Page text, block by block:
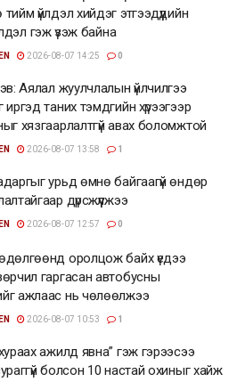
үйлдэл хийдэг этгээдүүдийн
гэж үзэж байна
2026-08-07 14:25 0
Аялал жуулчлалын үйлчилгээ
иргэд таних тэмдгийн хүрээгээр
хязгаарлалтгүй авах боломжтой
2026-08-07 13:58 1
урьд өмнө байгаагүй өндөр
дүрсжүүлжээ
2026-08-07 12:57 0
оролцож байх үедээ
гаргасан автобусны
ажлаас нь чөлөөлжээ
2026-08-07 10:53 1
ажилд явна” гэж гэрээсээ
болсон 10 настай охиныг хайж